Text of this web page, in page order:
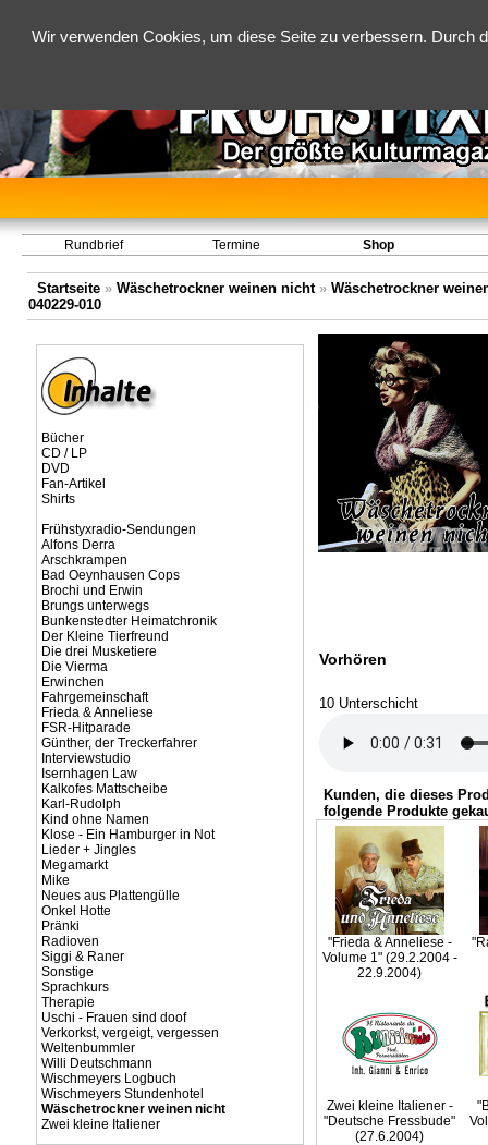
Wir verwenden Cookies, um diese Seite zu verbessern.
Rundbrief Termine Shop
Startseite» Wäschetrockner weinen nicht» Wäschetrockner
040229-010
Bücher
CD / LP
DVD
Fan-Artikel
Shirts
Frühstyxradio-Sendungen
Alfons Derra
Arschkrampen
Bad Oeynhausen Cops
Brochi und Erwin
Brungs unterwegs
Bunkenstedter Heimatchronik
Der Kleine Tierfreund
Die drei Musketiere
Die Vierma
Erwinchen
Fahrgemeinschaft
Frieda & Anneliese
FSR-Hitparade
Günther, der Treckerfahrer
Interviewstudio
Isernhagen Law
Kalkofes Mattscheibe
Karl-Rudolph
Kind ohne Namen
Klose - Ein Hamburger in Not
Lieder + Jingles
Megamarkt
Mike
Neues aus Plattengülle
Onkel Hotte
Pränki
Radioven
Siggi & Raner
Sonstige
Sprachkurs
Therapie
Uschi - Frauen sind doof
Verkorkst, vergeigt, vergessen
Weltenbummler
Willi Deutschmann
Wischmeyers Logbuch
Wischmeyers Stundenhotel
Wäschetrockner weinen nicht
Zwei kleine Italiener
Vorhören
10 Unterschicht
Kunden, die dieses
folgende Produkte
"Frieda & Anneliese -
Volume 1" (29.2.2004 -
22.9.2004)
Zwei kleine Italiener -
"Deutsche Fressbude"
(27.6.2004)